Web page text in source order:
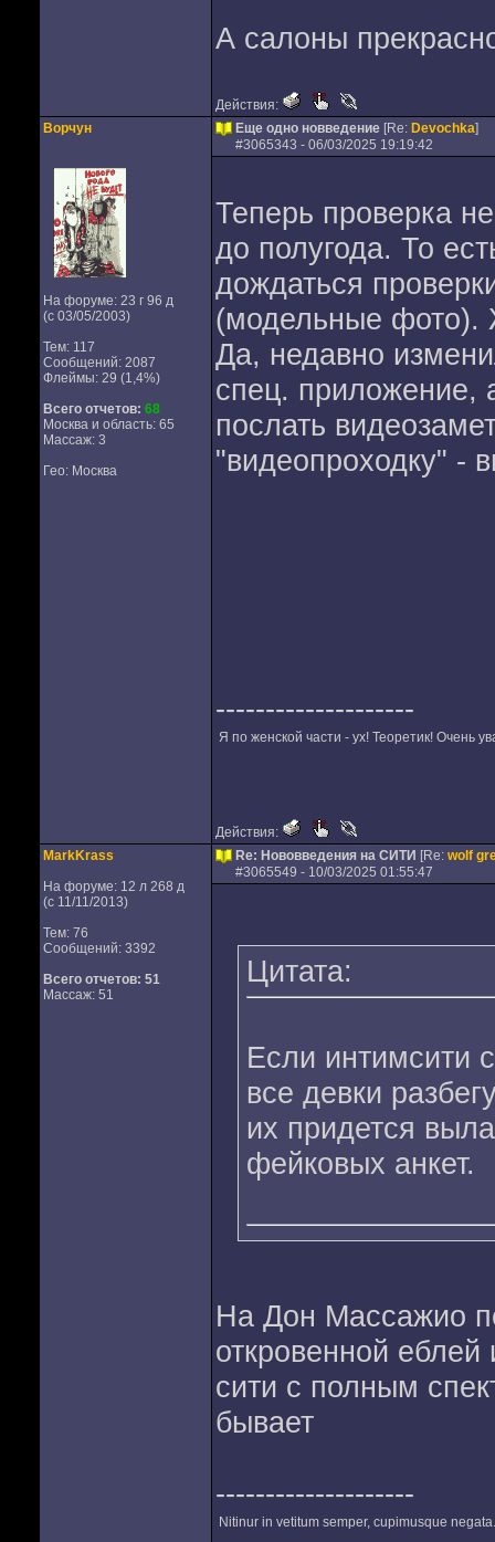
А салоны
Действия:
Ворчун
На форуме: 23 г 96 д
(с 03/05/2003)
Тем: 117
Сообщений: 2087
Флеймы: 29 (1,4%)
Всего отчетов: 68
Москва и область: 65
Массаж: 3
Гео: Москва
Еще одно новведение [Re: Devochka]
#3065343 - 06/03/2025 19:19:42
Теперь проверка
до полугода. То
дождаться
(модельные
Да, недавно
спец. приложение,
послать
"видеопроходку" -
--------------------
Я по женской части - ух! Теоретик! Очень
Действия:
MarkKrass
На форуме: 12 л 268 д
(с 11/11/2013)
Тем: 76
Сообщений: 3392
Всего отчетов: 51
Массаж: 51
Re: Нововведения на СИТИ [Re: wolf
#3065549 - 10/03/2025 01:55:47
Цитата:
Если интимсити
все девки
их придется
фейковых анкет.
На Дон Массажио
откровенной
сити с полным
бывает
--------------------
Nitinur in vetitum semper, cupimusque negata.